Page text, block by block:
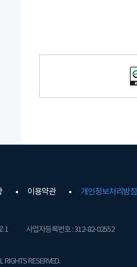
이용약관 개인정보처리방침
1
사업자등록번호 : 312-82-02552
RESERVED.